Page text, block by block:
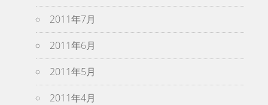
2011年7月
2011年6月
2011年5月
2011年4月